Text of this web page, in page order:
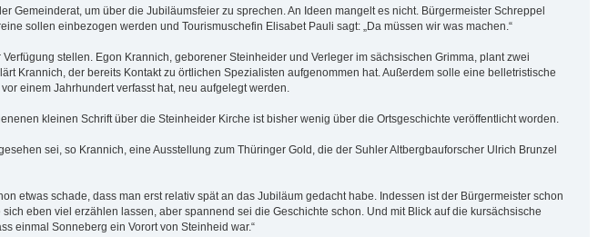
Gemeinderat, um über die Jubiläumsfeier zu sprechen. An Ideen mangelt es nicht. Bürgermeister Schreppel
sollen einbezogen werden und Tourismuschefin Elisabet Pauli sagt: „Da müssen wir was machen.“
stellen. Egon Krannich, geborener Steinheider und Verleger im sächsischen Grimma, plant zwei
Krannich, der bereits Kontakt zu örtlichen Spezialisten aufgenommen hat. Außerdem solle eine belletristische
einem Jahrhundert verfasst hat, neu aufgelegt werden.
kleinen Schrift über die Steinheider Kirche ist bisher wenig über die Ortsgeschichte veröffentlicht worden.
sei, so Krannich, eine Ausstellung zum Thüringer Gold, die der Suhler Altbergbauforscher Ulrich Brunzel
etwas schade, dass man erst relativ spät an das Jubiläum gedacht habe. Indessen ist der Bürgermeister schon
eben viel erzählen lassen, aber spannend sei die Geschichte schon. Und mit Blick auf die kursächsische
einmal Sonneberg ein Vorort von Steinheid war.“